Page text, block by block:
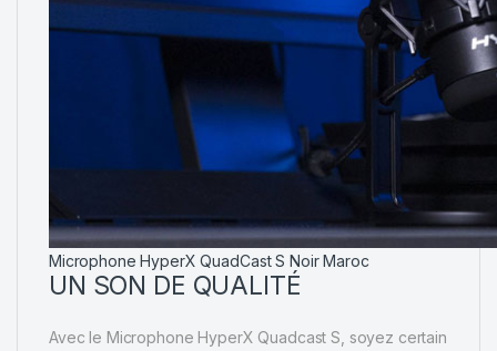
Microphone HyperX QuadCast S Noir Maroc
UN SON DE QUALITÉ
Avec le Microphone HyperX Quadcast S, soyez certain